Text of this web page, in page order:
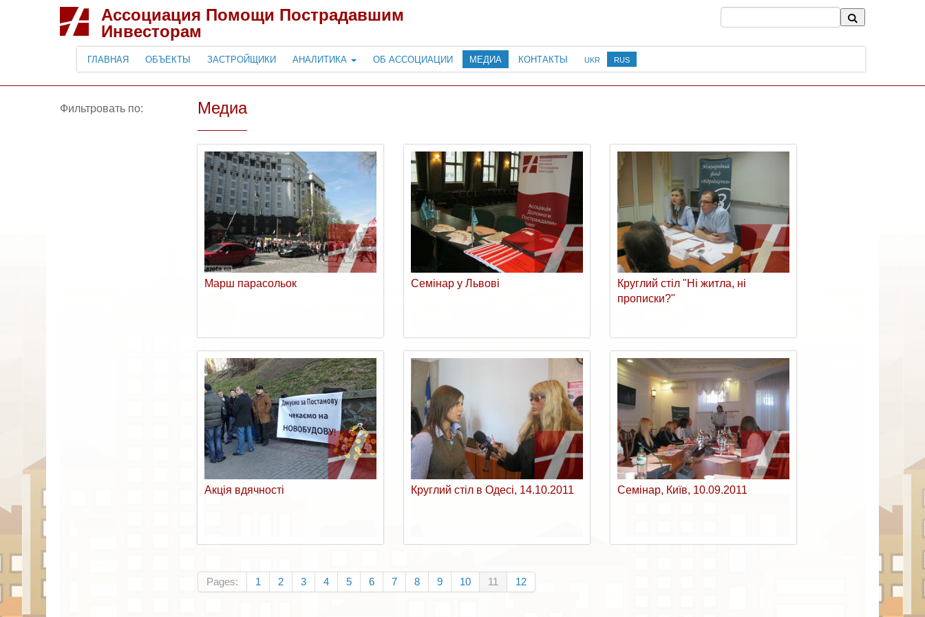
Ассоциация Помощи Пострадавшим
Инвесторам
ГЛАВНАЯ ОБЪЕКТЫ ЗАСТРОЙЩИКИ АНАЛИТИКА ОБ АССОЦИАЦИИ МЕДИА КОНТАКТЫ UKR RUS
Фильтровать по: Медиа
Марш парасольок Семінар у Львові
Круглий стіл "Ні житла, ні
прописки?"
Акція вдячності Круглий стіл в Одесі, 14.10.2011 Семінар, Київ, 10.09.2011
Pages: 1 2 3 4 5 6 7 8 9 10 11 12